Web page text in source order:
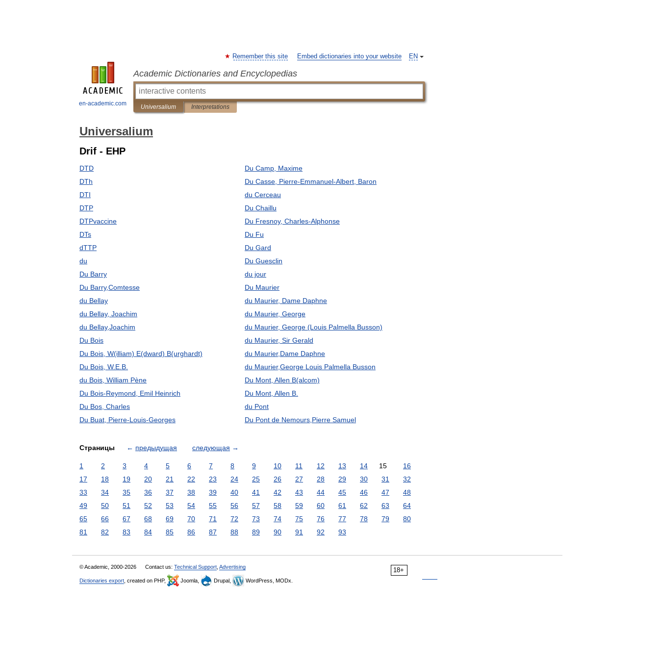
en-academic.com
EN
Remember this site Embed dictionaries into your website
Academic Dictionaries and Encyclopedias
Universalium Interpretations
Universalium
Drif - EHP
DTD
DTh
DTI
DTP
DTPvaccine
DTs
dTTP
du
Du Barry
Du Barry,Comtesse
du Bellay
du Bellay, Joachim
du Bellay,Joachim
Du Bois
Du Bois, W(illiam) E(dward) B(urghardt)
Du Bois, W.E.B.
du Bois, William Pène
Du Bois-Reymond, Emil Heinrich
Du Bos, Charles
Du Buat, Pierre-Louis-Georges
Du Camp, Maxime
Du Casse, Pierre-Emmanuel-Albert, Baron
du Cerceau
Du Chaillu
Du Fresnoy, Charles-Alphonse
Du Fu
Du Gard
Du Guesclin
du jour
Du Maurier
du Maurier, Dame Daphne
du Maurier, George
du Maurier, George (Louis Palmella Busson)
du Maurier, Sir Gerald
du Maurier,Dame Daphne
du Maurier,George Louis Palmella Busson
Du Mont, Allen B(alcom)
Du Mont, Allen B.
du Pont
Du Pont de Nemours,Pierre Samuel
Страницы ← предыдущая следующая →
1 2 3 4 5 6 7 8 9 10 11 12 13 14 15
16
17
18 19 20 21 22 23 24 25 26 27 28 29 30 31
32
33
34 35 36 37 38 39 40 41 42 43 44 45 46 47
48
49
50 51 52 53 54 55 56 57 58 59 60 61 62 63
64
65
66 67 68 69 70 71 72 73 74 75 76 77 78 79
80
81
82 83 84 85 86 87 88 89 90 91 92 93
18+
© Academic, 2000-2026 Contact us: Technical Support Advertising
Dictionaries export , created on PHP, Joomla, Drupal, WordPress, MODx.